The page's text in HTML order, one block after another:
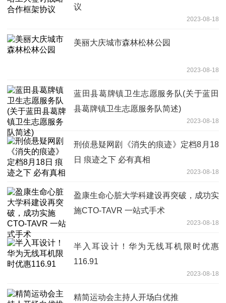
议
2023-08-18
美丽大庆城市森林松林公园
2023-08-18
蓝田县葛牌镇卫生志愿服务队(关于蓝田
县葛牌镇卫生志愿服务队简述)
2023-08-18
刑侦悬疑网剧《消失的痕迹》定档8月18
日 痕迹之下 必有真相
2023-08-18
盈康生命心脏大学科建设再突破，成功实
施CTO-TAVR 一站式手术
2023-08-18
半入耳设计！华为无线耳机限时优惠
116.91
2023-08-18
精简运动会主持人开场白优推